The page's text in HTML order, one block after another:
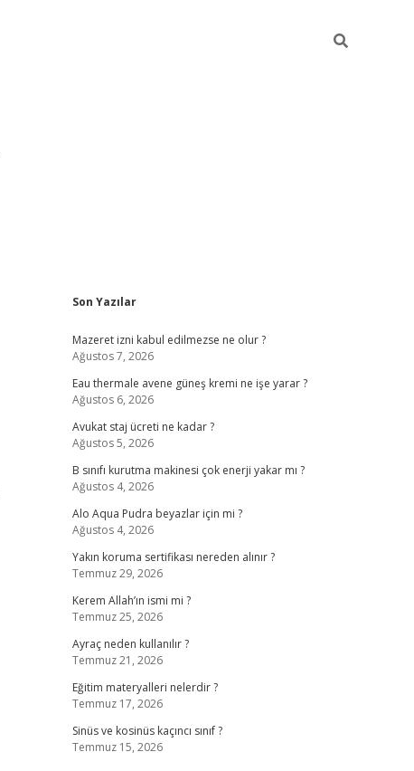
Sidebar
Son Yazılar
Mazeret izni kabul edilmezse ne olur ?
Ağustos 7, 2026
Eau thermale avene güneş kremi ne işe yarar ?
Ağustos 6, 2026
Avukat staj ücreti ne kadar ?
Ağustos 5, 2026
B sınıfı kurutma makinesi çok enerji yakar mı ?
Ağustos 4, 2026
Alo Aqua Pudra beyazlar için mi ?
Ağustos 4, 2026
Yakın koruma sertifikası nereden alınır ?
Temmuz 29, 2026
Kerem Allah’ın ismi mi ?
Temmuz 25, 2026
Ayraç neden kullanılır ?
Temmuz 21, 2026
Eğitim materyalleri nelerdir ?
Temmuz 17, 2026
Sinüs ve kosinüs kaçıncı sınıf ?
Temmuz 15, 2026